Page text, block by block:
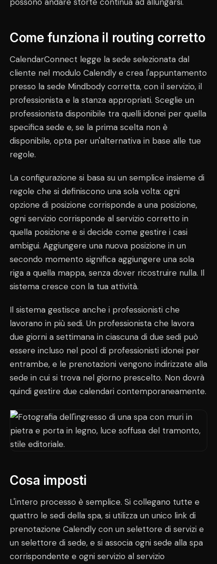
Come funziona il routing corretto
CalendarConnect legge la sede selezionata dal
cliente nel modulo Calendly e crea l'appuntamento
presso la sede Mindbody corretta, con il servizio, il
professionista e la stanza appropriati. Sceglie un
professionista disponibile tra quelli idonei per quella
specifica sede e, se la prima scelta non è
disponibile, opta per un'alternativa in base alle tue
regole.
La configurazione si basa su un semplice insieme di
regole che si definiscono una sola volta: ogni
opzione di posizione corrisponde a una posizione,
ogni servizio corrisponde al servizio corretto in
quella posizione e si decide come gestire i casi
ambigui. Aggiungere una nuova posizione in un
secondo momento significa aggiungere una sola
riga a quella mappa, senza dover ricostruire nulla. Il
sistema cresce con la tua attività.
Il sistema gestisce anche i professionisti che
lavorano in più sedi. Un professionista che lavora
due giorni a settimana in ciascuna di due sedi può
essere incluso nel pool di professionisti idonei per
entrambe, e le prenotazioni vengono indirizzate alla
sede in cui si trova nel giorno prescelto. Non dovrà
quindi gestire due calendari contemporaneamente.
Cosa imposti
L'intero processo è semplice. Si collegano tutte e
quattro le sedi della spa, si utilizza un unico link di
prenotazione Calendly con un selettore di servizi e
un selettore di sede, e si associa ogni sede alla spa
corrispondente e ogni servizio al servizio